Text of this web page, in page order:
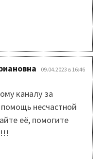
09.04.2023 в 16:46
каналу за
несчастной
её, помогите